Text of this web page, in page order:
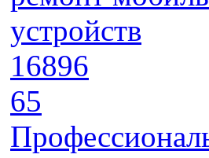
16896
65